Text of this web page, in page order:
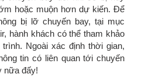
hoặc muộn hơn dự kiến. Để
bị lỡ chuyến bay, tại mục
hành khách có thể tham khảo
Ngoài xác định thời gian,
tin có liên quan tới chuyến
nữa đấy!